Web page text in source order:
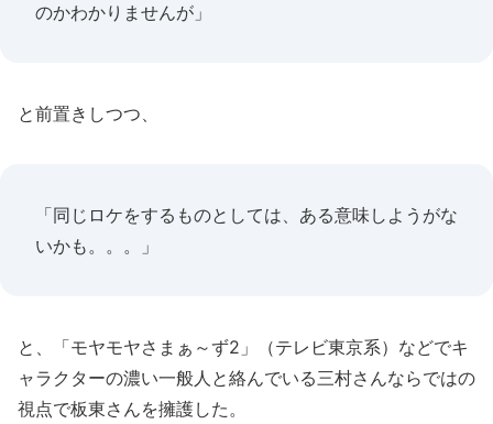
のかわかりませんが」
と前置きしつつ、
「同じロケをするものとしては、ある意味しようがな
いかも。。。」
と、「モヤモヤさまぁ～ず2」（テレビ東京系）などでキ
ャラクターの濃い一般人と絡んでいる三村さんならではの
視点で板東さんを擁護した。